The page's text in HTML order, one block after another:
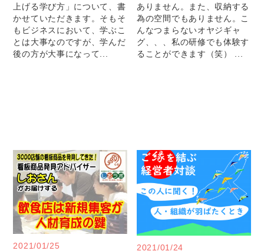
上げる学び方」について、書
かせていただきます。そもそ
もビジネスにおいて、学ぶこ
とは大事なのですが、学んだ
後の方が大事になって...
ありません。また、収納する
為の空間でもありません。こ
んなつまらないオヤジギャ
グ、、、私の研修でも体験す
ることができます（笑） ...
2021/01/25 2021/01/24